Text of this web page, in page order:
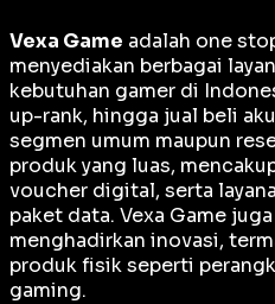
Vexa Game adalah one
menyediakan berbagai
kebutuhan gamer di
up-rank, hingga jual beli
segmen umum maupun
produk yang luas,
voucher digital, serta
paket data. Vexa Game
menghadirkan inovasi,
produk fisik seperti
gaming.